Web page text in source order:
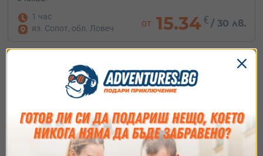
1 час
яз. Сопот, обл. Ловеч
от 15.34€ /30 лв.
Изборът на подарък вече е лесен благодарение на
възможността да поднесеш на любимите си хора
ваучер за преживяване, което могат сами да изберат .
Независимо дали предпочитатполети с парапланер